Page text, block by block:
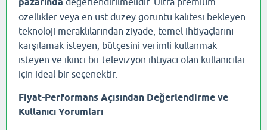
özellikler veya en üst düzey görüntü kalitesi bekleyen
teknoloji meraklılarından ziyade, temel ihtiyaçlarını
karşılamak isteyen, bütçesini verimli kullanmak
isteyen ve ikinci bir televizyon ihtiyacı olan kullanıcılar
için ideal bir seçenektir.
Fiyat-Performans Açısından Değerlendirme ve
Kullanıcı Yorumları